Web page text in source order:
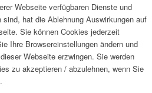
Webseite verfügbaren Dienste und
hat die Ablehnung Auswirkungen auf
Sie können Cookies jederzeit
Ihre Browsereinstellungen ändern und
Webseite erzwingen. Sie werden
zu akzeptieren / abzulehnen, wenn Sie